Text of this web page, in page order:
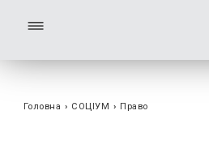
Головна › СОЦІУМ › Право